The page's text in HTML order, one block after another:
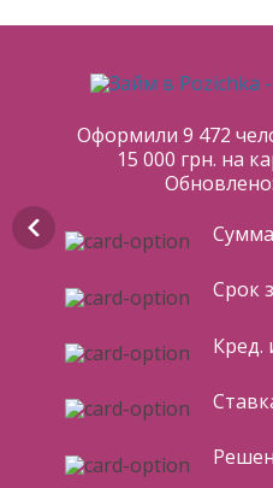
Оформили 9 472
15 000 грн. на
Срок
Кред.